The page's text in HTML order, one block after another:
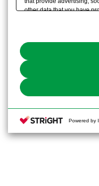
other data that you have
the use of all Cookies
You can change your
Powered by